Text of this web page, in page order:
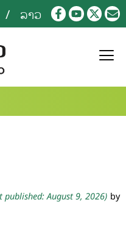
ລາວ
published: August 9, 2026) by